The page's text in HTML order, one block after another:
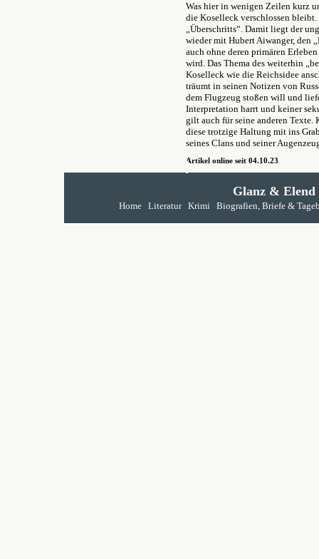
Was hier in wenigen Zeilen kurz
die Koselleck verschlossen
„Überschritts“. Damit liegt der
wieder mit Hubert Aiwanger, den
auch ohne deren primären
wird. Das Thema des weiterhin
Koselleck wie die Reichsidee
träumt in seinen Notizen von
dem Flugzeug stoßen will und
Interpretation harrt und keiner
gilt auch für seine anderen
diese trotzige Haltung mit ins
seines Clans und seiner
Artikel online seit 04.10.23
Glanz & Elend
Home Literatur Krimi Biografien, Briefe &